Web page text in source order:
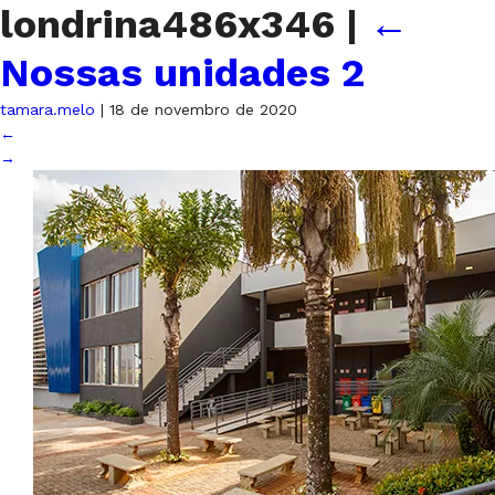
londrina486x346 | ←
Nossas unidades 2
tamara.melo | 18 de novembro de 2020
←
→